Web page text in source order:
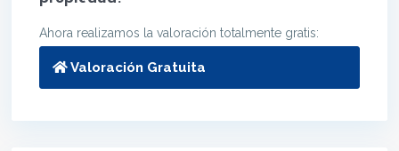
Ahora realizamos la valoración totalmente gratis:
Valoración Gratuita